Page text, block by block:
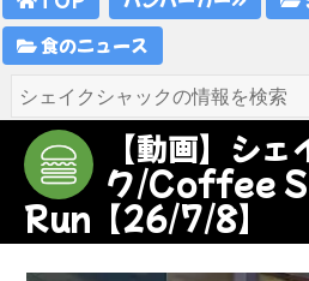
食のニュース
【動画】シ
ク/Coffee
Run【26/7/8】